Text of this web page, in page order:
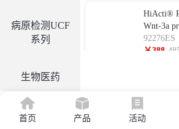
病原检测UCF
系列
生物医药
工具酶
HiActi®
Wnt-3a
白 (冻干
92276ES
￥388
Noggin
￥815
首页 产品 活动